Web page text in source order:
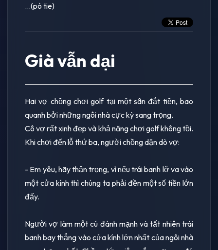
...(pó tie)
Già vẫn dại
Hai vợ chồng chơi golf tại một sân đắt tiền, bao
quanh bởi những ngôi nhà cực kỳ sang trọng.
Cô vợ rất xinh đẹp và khả năng chơi golf không tồi.
Khi chơi đến lỗ thứ ba, người chồng dặn dò vợ:
- Em yêu, hãy thận trọng, vì nếu trái banh lỡ va vào
một cửa kính thì chúng ta phải đền một số tiền lớn
đấy.
Người vợ làm một cú đánh mạnh và tất nhiên trái
banh bay thẳng vào cửa kính lớn nhất của ngôi nhà